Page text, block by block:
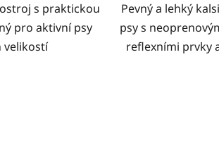
s praktickou
pro aktivní psy
velikostí
Pevný a lehký
psy s
reflexními prvky